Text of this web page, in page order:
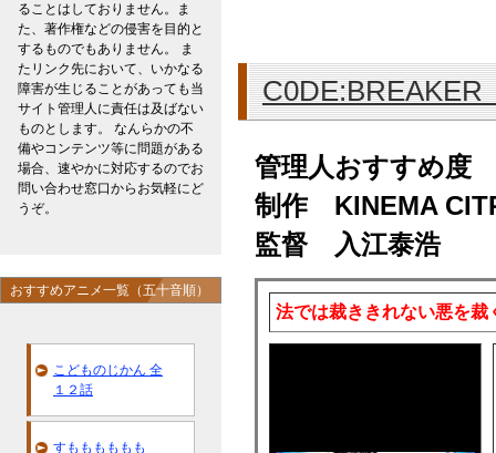
管理人おすすめ度
制作 KINEMA
監督 入江泰浩
法では裁ききれない悪を
ることはしておりません。ま
た、著作権などの侵害を目的と
するものでもありません。 ま
たリンク先において、いかなる
障害が生じることがあっても当
サイト管理人に責任は及ばない
ものとします。 なんらかの不
備やコンテンツ等に問題がある
場合、速やかに対応するのでお
問い合わせ窓口からお気軽にど
うぞ。
おすすめアニメ一覧（五十音順）
こどものじかん 全
１２話
すもももももも